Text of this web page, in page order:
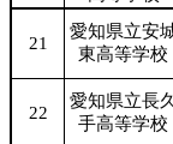
21
愛知県立安
東高等学校
22
愛知県立長久
手高等学校